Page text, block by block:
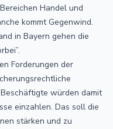
Handel und
kommt Gegenwind.
in Bayern gehen die
Forderungen der
würden damit
einzahlen. Das soll die
stärken und zu